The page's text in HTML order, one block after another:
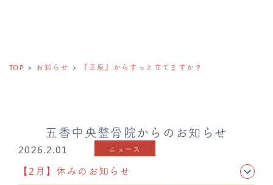
TOP お知らせ 『正座』からすっと立てますか？
五香中央整骨院からのお知らせ
2026.2.01 ニュース
【2月】休みのお知らせ